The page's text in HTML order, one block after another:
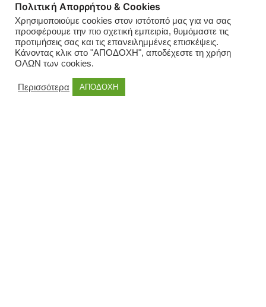
Πολιτική Απορρήτου & Cookies
Χρησιμοποιούμε cookies στον ιστότοπό μας για να σας
προσφέρουμε την πιο σχετική εμπειρία, θυμόμαστε τις
προτιμήσεις σας και τις επανειλημμένες επισκέψεις.
Κάνοντας κλικ στο "ΑΠΟΔΟΧΗ", αποδέχεστε τη χρήση
ΟΛΩΝ των cookies.
Περισσότερα ΑΠΟΔΟΧΗ